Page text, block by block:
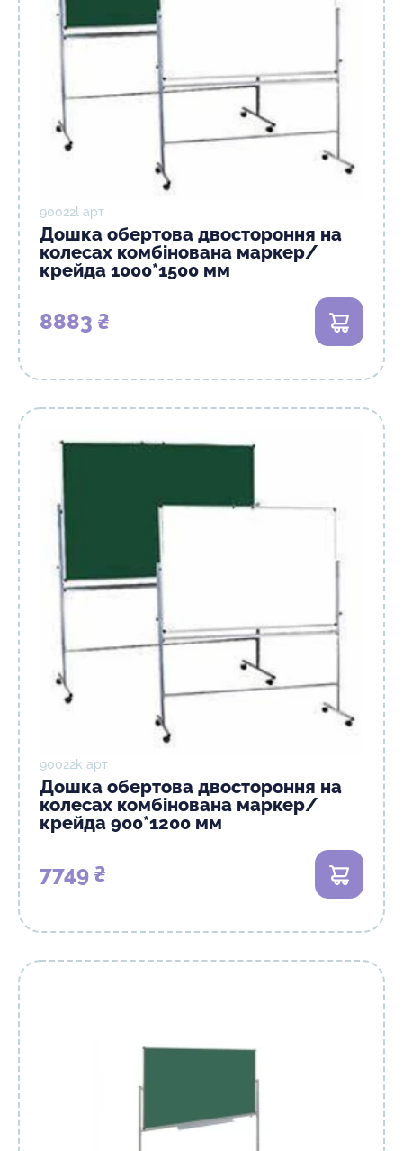
90022l арт
Дошка обертова двостороння на
колесах комбінована маркер/
крейда 1000*1500 мм
8883 ₴
90022k арт
Дошка обертова двостороння на
колесах комбінована маркер/
крейда 900*1200 мм
7749 ₴